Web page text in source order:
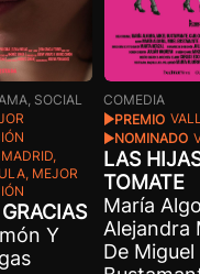
SOCIAL
MADRID,
MEJOR
Y
COMEDIA
PREMIO
NOMINADO
LAS
TOMATE
María
Alejandra
De